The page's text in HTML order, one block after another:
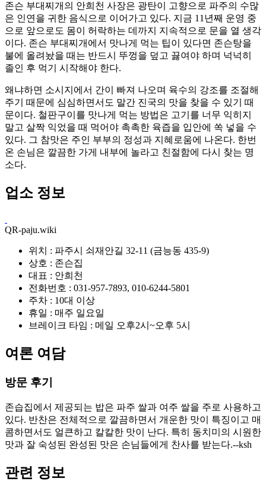
존슨 부대찌개의 안희천 사장은 광탄이 고향으로 파주의 수많
은 인연을 귀한 음식으로 이어가고 있다. 지금 11년째 운영 중
으로 앞으로도 몸이 허락하는 데까지 지속적으로 문을 열 생각
이다. 존슨 부대찌개에서 맛나게 먹는 팁이 있다면 존슨탕을
불에 올려놨을 때는 반드시 뚜껑을 덮고 끓여야 하며 넉넉히
졸인 후 먹기 시작해야 한다.
왜냐하면 소시지에서 간이 빠져 나오며 육수의 강조를 조절해
주기 때문에 심심하면서도 말간 진국의 맛을 찾을 수 있기 때
문이다. 철판구이를 맛나게 먹는 방법은 고기를 너무 익히지
말고 살짝 익었을 때 먹어야 촉촉한 육즙을 입안에 쏙 넣을 수
있다. 그 참맛은 주인 부부의 정성과 지혜로움에 나온다. 한번
온 손님은 깔끔한 가게 내부에 놀라고 친절함에 다시 찾는 명
소다.
업소 정보
QR-paju.wiki
위치 : 파주시 쇠재안길 32-11 (금능동 435-9)
상호 : 존슨집
대표 : 안희천
전화번호 : 031-957-7893, 010-6244-5801
주차 : 10대 이상
휴일 : 매주 일요일
브레이크 타임 : 메일 오후2시~오후 5시
여론 여담
방문 후기
존습집에서 제공되는 밥은 파주 쌀과 여주 쌀을 주로 사용하고
있다. 반찬은 전체적으로 깔끔하면서 개운한 맛이 특징이고 매
콤하면서도 얼큰하고 칼칼한 맛이 난다. 특히 동치미의 시원한
맛과 잘 숙성된 완성된 맛은 손님들에게 찬사를 받는다.--ksh
관련 정보